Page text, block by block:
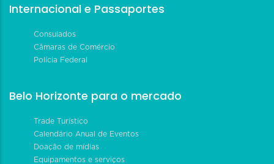
Internacional e Passaportes
Consulados
Câmaras de Comércio
Polícia Federal
Belo Horizonte para o mercado
Trade Turístico
Calendário Anual de Eventos
Doação de mídias
Equipamentos e serviços